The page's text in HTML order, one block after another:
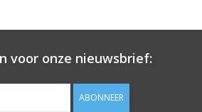
voor onze nieuwsbrief:
ABONNEER